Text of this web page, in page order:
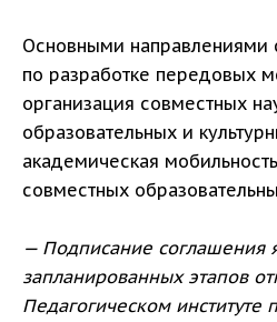
Основными направлениями
по разработке передовых
организация совместных
образовательных и
академическая
совместных
— Подписание соглашения
запланированных этапов
Педагогическом институте